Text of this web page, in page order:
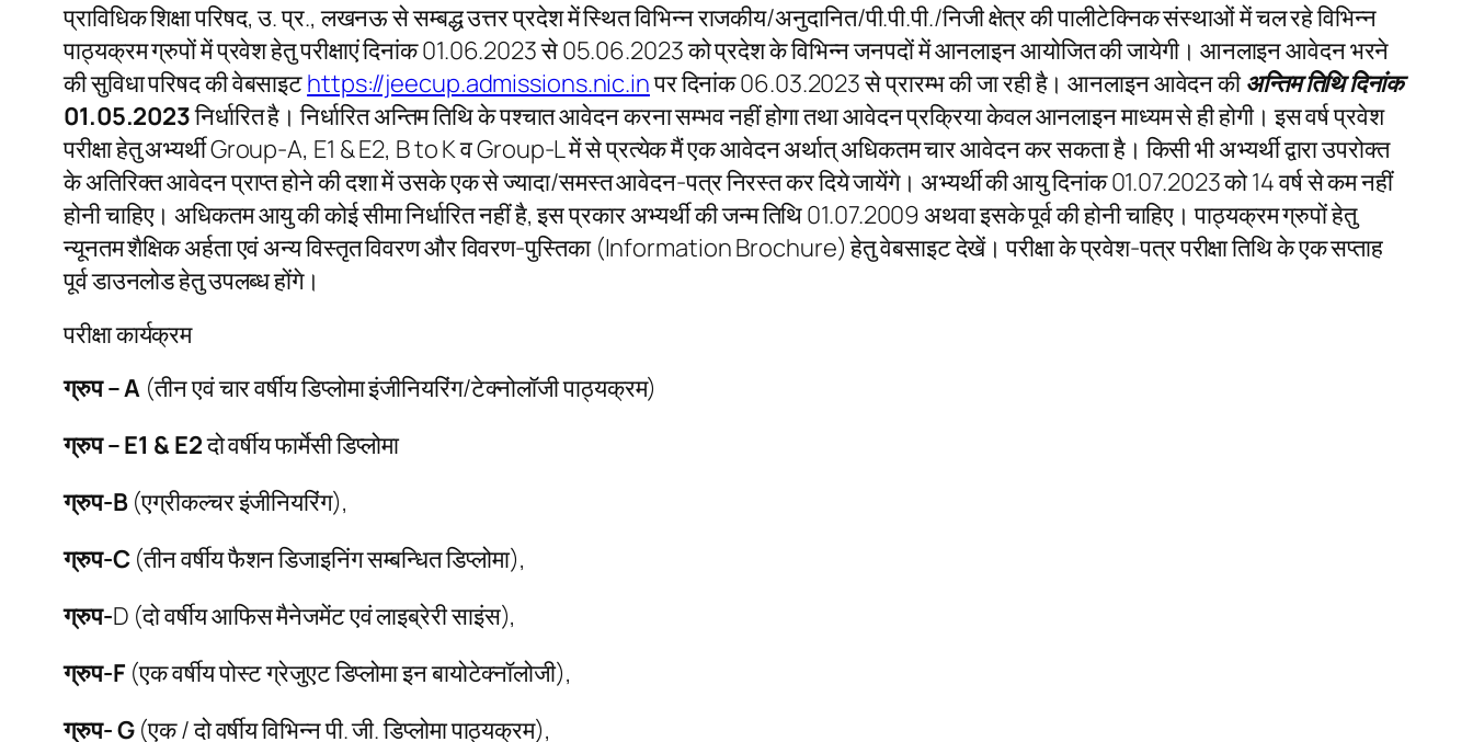
प्राविधिक शिक्षा परिषद, उ. प्र., लखनऊ से सम्बद्ध उत्तर प्रदेश में स्थित विभिन्न राजकीय/अनुदानित/पी.पी.पी./निजी क्षेत्र की पालीटेक्निक संस्थाओं में चल रहे विभिन्न
पाठ्यक्रम ग्रुपों में प्रवेश हेतु परीक्षाएं दिनांक 01.06.2023 से 05.06.2023 को प्रदेश के विभिन्न जनपदों में आनलाइन आयोजित की जायेगी। आनलाइन आवेदन भरने
की सुविधा परिषद की वेबसाइटhttps://jeecup.admissions.nic.inपर दिनांक 06.03.2023 से प्रारम्भ की जा रही है। आनलाइन आवेदन कीअन्तिम तिथि दिनांक
01.05.2023निर्धारित है। निर्धारित अन्तिम तिथि के पश्चात आवेदन करना सम्भव नहीं होगा तथा आवेदन प्रक्रिया केवल आनलाइन माध्यम से ही होगी। इस वर्ष प्रवेश
परीक्षा हेतु अभ्यर्थी Group-A, E1 & E2, B to K व Group-L में से प्रत्येक मैं एक आवेदन अर्थात् अधिकतम चार आवेदन कर सकता है। किसी भी अभ्यर्थी द्वारा उपरोक्त
के अतिरिक्त आवेदन प्राप्त होने की दशा में उसके एक से ज्यादा/समस्त आवेदन-पत्र निरस्त कर दिये जायेंगे। अभ्यर्थी की आयु दिनांक 01.07.2023 को 14 वर्ष से कम नहीं
होनी चाहिए। अधिकतम आयु की कोई सीमा निर्धारित नहीं है, इस प्रकार अभ्यर्थी की जन्म तिथि 01.07.2009 अथवा इसके पूर्व की होनी चाहिए। पाठ्यक्रम ग्रुपों हेतु
न्यूनतम शैक्षिक अर्हता एवं अन्य विस्तृत विवरण और विवरण-पुस्तिका (Information Brochure) हेतु वेबसाइट देखें। परीक्षा के प्रवेश-पत्र परीक्षा तिथि के एक सप्ताह
पूर्व डाउनलोड हेतु उपलब्ध होंगे।
परीक्षा कार्यक्रम
ग्रुप – A (तीन एवं चार वर्षीय डिप्लोमा इंजीनियरिंग/टेक्नोलॉजी पाठ्यक्रम)
ग्रुप – E1 & E2दो वर्षीय फार्मेसी डिप्लोमा
ग्रुप-B (एग्रीकल्चर इंजीनियरिंग),
ग्रुप-C (तीन वर्षीय फैशन डिजाइनिंग सम्बन्धित डिप्लोमा),
ग्रुप-D (दो वर्षीय आफिस मैनेजमेंट एवं लाइब्रेरी साइंस),
ग्रुप-F (एक वर्षीय पोस्ट ग्रेजुएट डिप्लोमा इन बायोटेक्नॉलोजी),
ग्रुप- G(एक / दो वर्षीय विभिन्न पी. जी. डिप्लोमा पाठ्यक्रम),